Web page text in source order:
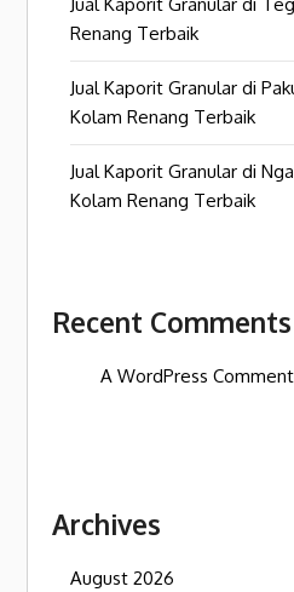
Renang Terbaik
Jual Kaporit Granular di
Kolam Renang Terbaik
Jual Kaporit Granular di
Kolam Renang Terbaik
Recent Comments
A WordPress
Archives
August 2026